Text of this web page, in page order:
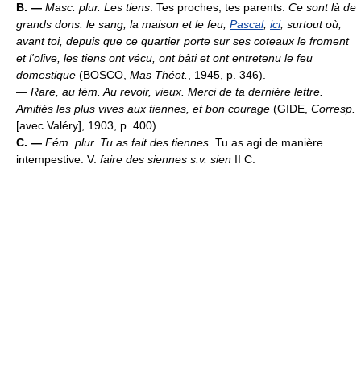
B. — Masc. plur. Les tiens. Tes proches, tes parents. Ce sont là de
grands dons: le sang, la maison et le feu, Pascal; ici, surtout où,
avant toi, depuis que ce quartier porte sur ses coteaux le froment
et l'olive, les tiens ont vécu, ont bâti et ont entretenu le feu
domestique (BOSCO, Mas Théot., 1945, p. 346).
— Rare, au fém.Au revoir, vieux. Merci de ta dernière lettre.
Amitiés les plus vives aux tiennes, et bon courage (GIDE, Corresp.
[avec Valéry], 1903, p. 400).
C. — Fém. plur. Tu as fait des tiennes. Tu as agi de manière
intempestive. V. faire des siennes s.v. sien II C.